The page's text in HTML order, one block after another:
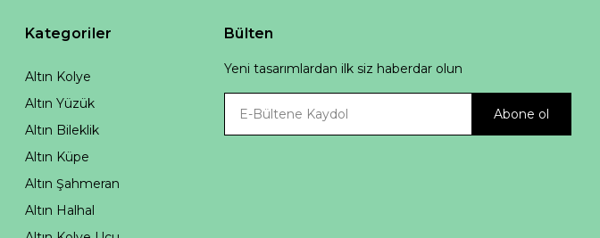
Kategoriler
Altın Kolye
Altın Yüzük
Altın Bileklik
Altın Küpe
Altın Şahmeran
Altın Halhal
Bülten
Yeni tasarımlardan ilk siz haberdar olun
Abone ol